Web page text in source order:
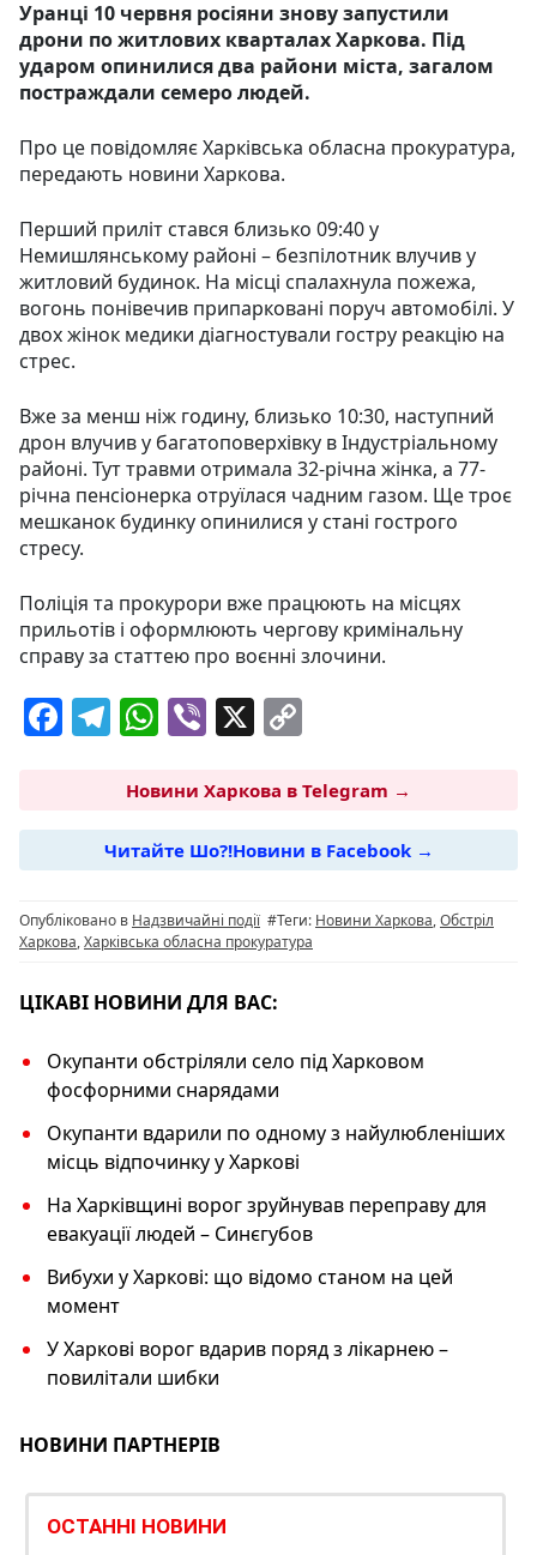
Уранці 10 червня росіяни знову запустили
дрони по житлових кварталах Харкова. Під
ударом опинилися два райони міста, загалом
постраждали семеро людей.
Про це повідомляє Харківська обласна прокуратура,
передають новини Харкова.
Перший приліт стався близько 09:40 у
Немишлянському районі – безпілотник влучив у
житловий будинок. На місці спалахнула пожежа,
вогонь понівечив припарковані поруч автомобілі. У
двох жінок медики діагностували гостру реакцію на
стрес.
Вже за менш ніж годину, близько 10:30, наступний
дрон влучив у багатоповерхівку в Індустріальному
районі. Тут травми отримала 32-річна жінка, а 77-
річна пенсіонерка отруїлася чадним газом. Ще троє
мешканок будинку опинилися у стані гострого
стресу.
Поліція та прокурори вже працюють на місцях
прильотів і оформлюють чергову кримінальну
справу за статтею про воєнні злочини.
F
e
b
o
o
k
T
e
g
ra
m
W
at
s
A
p
p
Vi
er
X
p
y
Li
n
k
Новини Харкова в Telegram →
Читайте Шо?!Новини в Facebook →
Опубліковано в Надзвичайні події #Теги: Новини Харкова,Обстріл
Харкова,Харківська обласна прокуратура
ЦІКАВІ НОВИНИ ДЛЯ ВАС:
Окупанти обстріляли село під Харковом
фосфорними снарядами
Окупанти вдарили по одному з найулюбленіших
місць відпочинку у Харкові
На Харківщині ворог зруйнував переправу для
евакуації людей – Синєгубов
Вибухи у Харкові: що відомо станом на цей
момент
У Харкові ворог вдарив поряд з лікарнею –
повилітали шибки
НОВИНИ ПАРТНЕРІВ
ОСТАННІ НОВИНИ